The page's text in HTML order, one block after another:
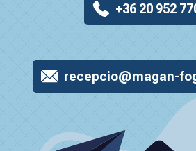
+36 20 952
recepcio@magan-